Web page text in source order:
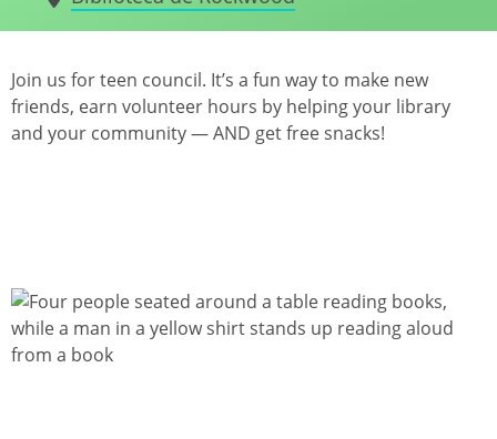
Join us for teen council. It’s a fun way to make new
friends, earn volunteer hours by helping your library
and your community — AND get free snacks!